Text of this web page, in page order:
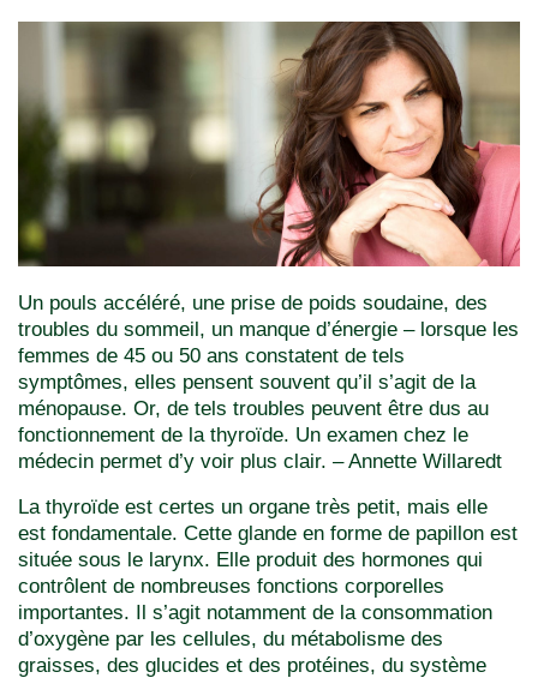
Un pouls accéléré, une prise de poids soudaine, des
troubles du sommeil, un manque d’énergie – lorsque les
femmes de 45 ou 50 ans constatent de tels
symptômes, elles pensent souvent qu’il s’agit de la
ménopause. Or, de tels troubles peuvent être dus au
fonctionnement de la thyroïde. Un examen chez le
médecin permet d’y voir plus clair. – Annette Willaredt
La thyroïde est certes un organe très petit, mais elle
est fondamentale. Cette glande en forme de papillon est
située sous le larynx. Elle produit des hormones qui
contrôlent de nombreuses fonctions corporelles
importantes. Il s’agit notamment de la consommation
d’oxygène par les cellules, du métabolisme des
graisses, des glucides et des protéines, du système